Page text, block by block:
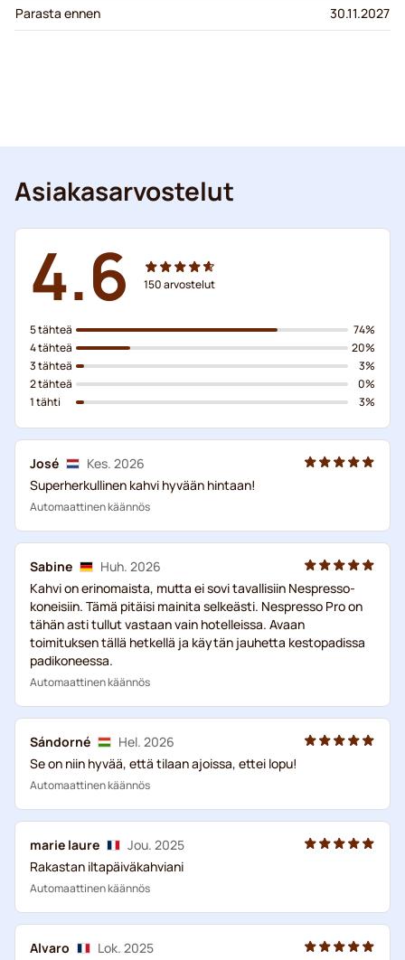
Parasta ennen
30.11.2027
Asiakasarvostelut
4.6 150arvostelut
5 tähteä
4 tähteä
3 tähteä
2 tähteä
1 tähti
74%
20%
3%
0%
3%
José
Kes. 2026
Superherkullinen kahvi hyvään hintaan!
Automaattinen käännös
Sabine
Huh. 2026
Kahvi on erinomaista, mutta ei sovi tavallisiin Nespresso-
koneisiin. Tämä pitäisi mainita selkeästi. Nespresso Pro on
tähän asti tullut vastaan vain hotelleissa. Avaan
toimituksen tällä hetkellä ja käytän jauhetta kestopadissa
padikoneessa.
Automaattinen käännös
Sándorné
Hel. 2026
Se on niin hyvää, että tilaan ajoissa, ettei lopu!
Automaattinen käännös
marie laure
Jou. 2025
Rakastan iltapäiväkahviani
Automaattinen käännös
Alvaro
Lok. 2025